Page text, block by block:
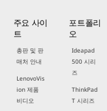
주요 사이
트
총판 및 판
매처 안내
LenovoVis
ion 제품
비디오
포트폴리
오
Ideapad
500 시리
즈
ThinkPad
T 시리즈